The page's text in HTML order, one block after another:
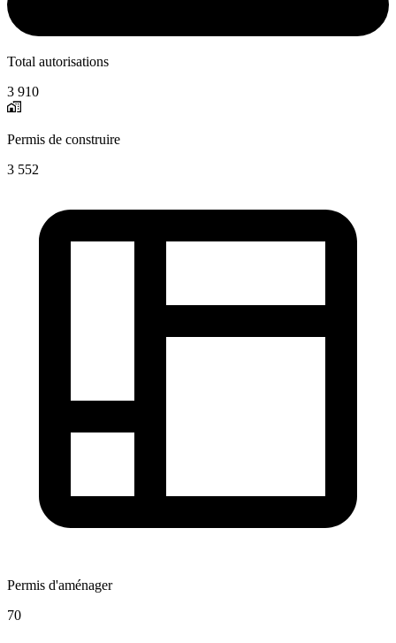
Total autorisations
3 910
Permis de construire
3 552
Permis d'aménager
70